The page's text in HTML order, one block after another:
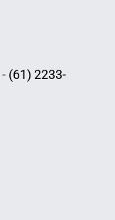
- (61) 2233-